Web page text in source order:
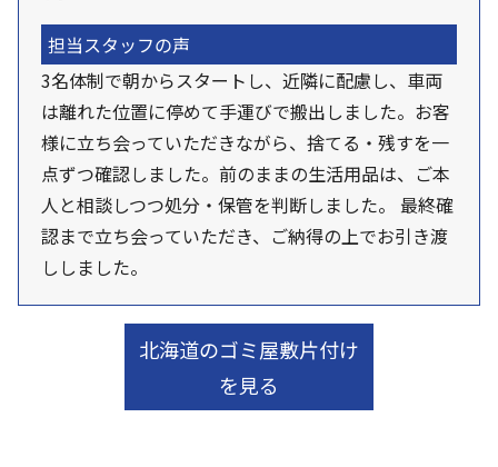
担当スタッフの声
3名体制で朝からスタートし、近隣に配慮し、車両
は離れた位置に停めて手運びで搬出しました。お客
様に立ち会っていただきながら、捨てる・残すを一
点ずつ確認しました。前のままの生活用品は、ご本
人と相談しつつ処分・保管を判断しました。 最終確
認まで立ち会っていただき、ご納得の上でお引き渡
ししました。
北海道のゴミ屋敷片付け
を見る